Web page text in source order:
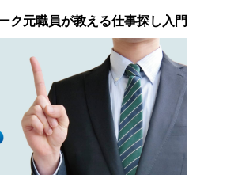
ク元職員が教える仕事探し入門